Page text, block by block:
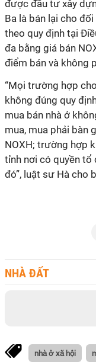
được đầu tư xây
Ba là bán lại cho
theo quy định tại
đa bằng giá bán
điểm bán và không
“Mọi trường hợp
không đúng quy
mua bán nhà ở
mua, mua phải bàn
NOXH; trường hợp
tỉnh nơi có quyền tổ
đó”, luật sư Hà cho
NHÀ ĐẤT
nhà ở xã hội